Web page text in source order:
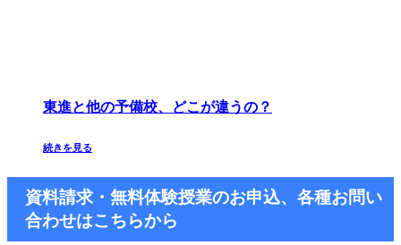
東進と他の予備校、どこが違うの？
続きを見る
資料請求・無料体験授業のお申込、各種お問い
合わせはこちらから